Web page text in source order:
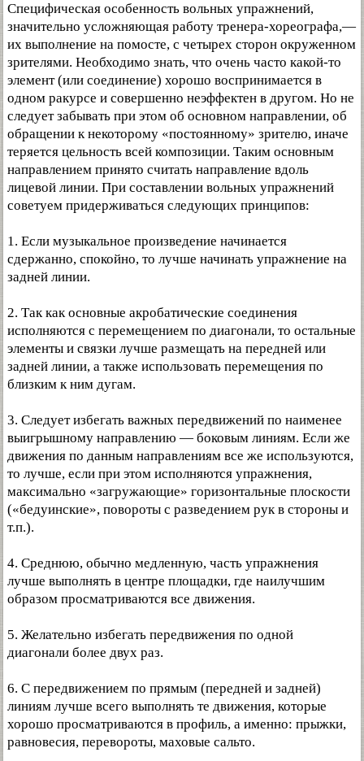
Специфическая особенность вольных упражнений,
значительно усложняющая работу тренера-хореографа,—
их выполнение на помосте, с четырех сторон окруженном
зрителями. Необходимо знать, что очень часто какой-то
элемент (или соединение) хорошо воспринимается в
одном ракурсе и совершенно неэффектен в другом. Но не
следует забывать при этом об основном направлении, об
обращении к некоторому «постоянному» зрителю, иначе
теряется цельность всей композиции. Таким основным
направлением принято считать направление вдоль
лицевой линии. При составлении вольных упражнений
советуем придерживаться следующих принципов:
1. Если музыкальное произведение начинается
сдержанно, спокойно, то лучше начинать упражнение на
задней линии.
2. Так как основные акробатические соединения
исполняются с перемещением по диагонали, то остальные
элементы и связки лучше размещать на передней или
задней линии, а также использовать перемещения по
близким к ним дугам.
3. Следует избегать важных передвижений по наименее
выигрышному направлению — боковым линиям. Если же
движения по данным направлениям все же используются,
то лучше, если при этом исполняются упражнения,
максимально «загружающие» горизонтальные плоскости
(«бедуинские», повороты с разведением рук в стороны и
т.п.).
4. Среднюю, обычно медленную, часть упражнения
лучше выполнять в центре площадки, где наилучшим
образом просматриваются все движения.
5. Желательно избегать передвижения по одной
диагонали более двух раз.
6. С передвижением по прямым (передней и задней)
линиям лучше всего выполнять те движения, которые
хорошо просматриваются в профиль, а именно: прыжки,
равновесия, перевороты, маховые сальто.